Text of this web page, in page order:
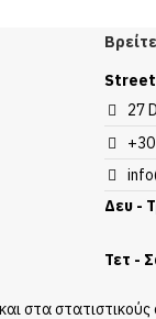
27
Δευ -
Τετ -
στα